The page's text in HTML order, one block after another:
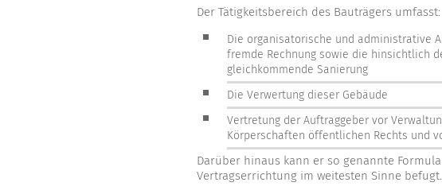
Der Tätigkeitsbereich des Bauträgers umfasst:
Die organisatorische und administrative
fremde Rechnung sowie die hinsichtlich
gleichkommende Sanierung
Die Verwertung dieser Gebäude
Vertretung der Auftraggeber vor
Körperschaften öffentlichen Rechts und
Darüber hinaus kann er so genannte
Vertragserrichtung im weitesten Sinne befugt.